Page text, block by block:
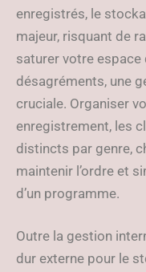
enregistrés, le
majeur, risquant de
saturer votre
désagréments, une
cruciale. Organiser
enregistrement, les
distincts par genre,
maintenir l’ordre et
d’un programme.
Outre la gestion
dur externe pour le